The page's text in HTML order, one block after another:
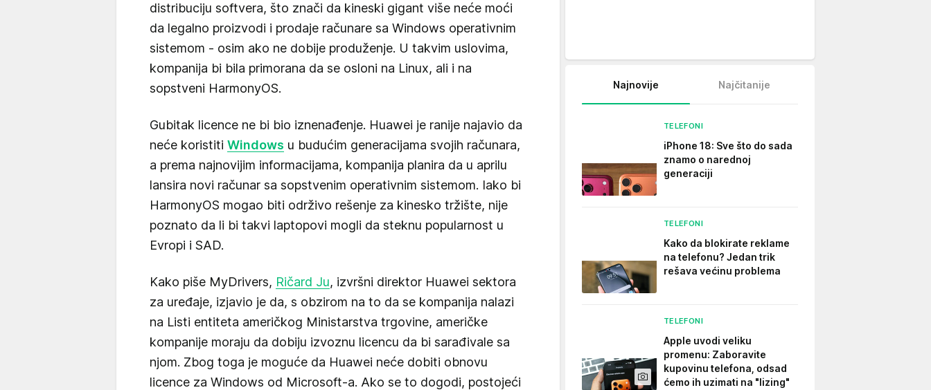
distribuciju softvera, što znači da kineski gigant više neće moći
da legalno proizvodi i prodaje računare sa Windows operativnim
sistemom - osim ako ne dobije produženje. U takvim uslovima,
kompanija bi bila primorana da se osloni na Linux, ali i na
sopstveni HarmonyOS.
Gubitak licence ne bi bio iznenađenje. Huawei je ranije najavio da
neće koristiti Windows u budućim generacijama svojih računara,
a prema najnovijim informacijama, kompanija planira da u aprilu
lansira novi računar sa sopstvenim operativnim sistemom. Iako bi
HarmonyOS mogao biti održivo rešenje za kinesko tržište, nije
poznato da li bi takvi laptopovi mogli da steknu popularnost u
Evropi i SAD.
Kako piše MyDrivers, Ričard Ju, izvršni direktor Huawei sektora
za uređaje, izjavio je da, s obzirom na to da se kompanija nalazi
na Listi entiteta američkog Ministarstva trgovine, američke
kompanije moraju da dobiju izvoznu licencu da bi sarađivale sa
njom. Zbog toga je moguće da Huawei neće dobiti obnovu
licence za Windows od Microsoft-a. Ako se to dogodi, postojeći
Najnovije Najčitanije
TELEFONI
iPhone 18: Sve što do sada
znamo o narednoj
generaciji
TELEFONI
Kako da blokirate reklame
na telefonu​? Jedan trik
rešava većinu problema
TELEFONI
Apple uvodi veliku
promenu: Zaboravite
kupovinu telefona, odsad
ćemo ih uzimati na "lizing"